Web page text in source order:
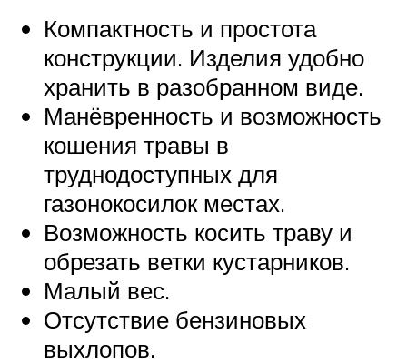
Компактность и простота
конструкции. Изделия удобно
хранить в разобранном виде.
Манёвренность и возможность
кошения травы в
труднодоступных для
газонокосилок местах.
Возможность косить траву и
обрезать ветки кустарников.
Малый вес.
Отсутствие бензиновых
выхлопов.